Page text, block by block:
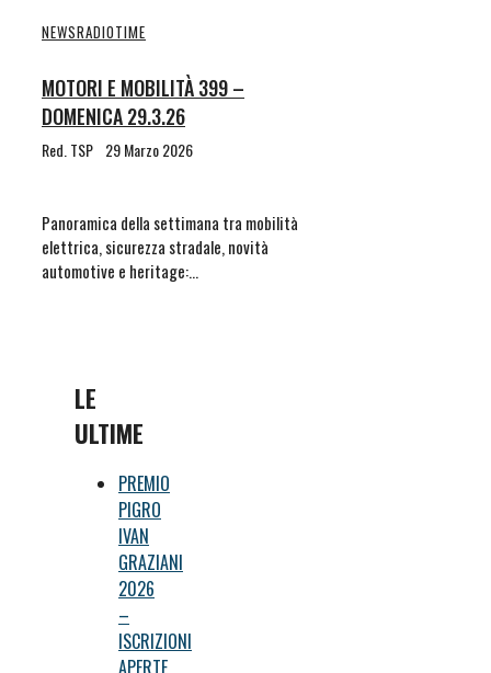
NEWSRADIOTIME
MOTORI E MOBILITÀ 399 –
DOMENICA 29.3.26
Red. TSP 29 Marzo 2026
Panoramica della settimana tra mobilità
elettrica, sicurezza stradale, novità
automotive e heritage:…
LE
ULTIME
PREMIO
PIGRO
IVAN
GRAZIANI
2026
–
ISCRIZIONI
APERTE